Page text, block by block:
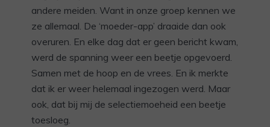
andere meiden. Want in onze groep kennen we
ze allemaal. De ‘moeder-app’ draaide dan ook
overuren. En elke dag dat er geen bericht kwam,
werd de spanning weer een beetje opgevoerd.
Samen met de hoop en de vrees. En ik merkte
dat ik er weer helemaal ingezogen werd. Maar
ook, dat bij mij de selectiemoeheid een beetje
toesloeg.